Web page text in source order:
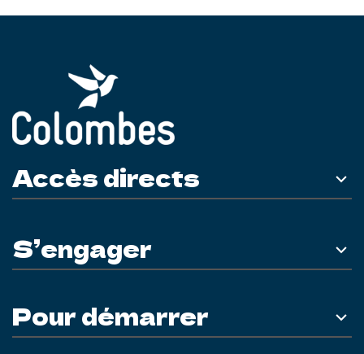
Accès directs
S’engager
Pour démarrer